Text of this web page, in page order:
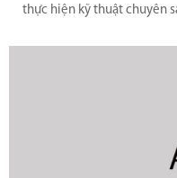
thực hiện kỹ thuật chuyên